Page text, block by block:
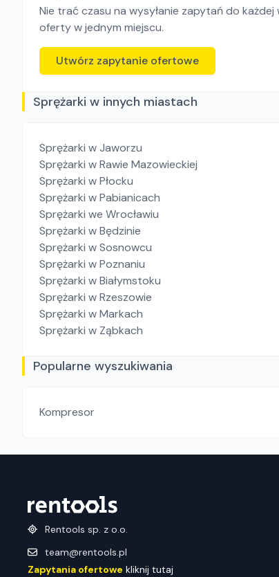
Nie trać czasu na wysyłanie zapytań do
oferty w jednym miejscu.
Utwórz zapytanie ofertowe
Sprężarki w innych miastach
Sprężarki w Jaworzu
Sprężarki w Rawie Mazowieckiej
Sprężarki w Płocku
Sprężarki w Pabianicach
Sprężarki we Wrocławiu
Sprężarki w Będzinie
Sprężarki w Sosnowcu
Sprężarki w Poznaniu
Sprężarki w Białymstoku
Sprężarki w Rzeszowie
Sprężarki w Markach
Sprężarki w Ząbkach
Popularne wyszukiwania
Kompresor
Rentools sp. z o.o.
team@rentools.pl
Zapytania ofertowe kliknij tutaj